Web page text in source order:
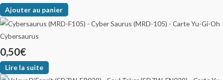
Ajouter au panier
Cybersaurus
0,50€
Lire la suite